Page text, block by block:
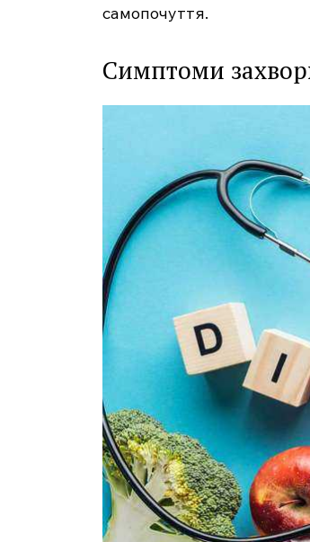
самопочуття.
Симптоми